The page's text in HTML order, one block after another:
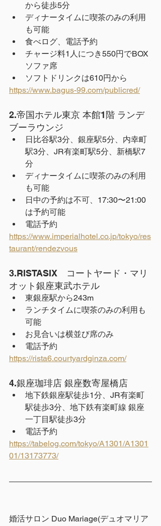
から徒歩5分
ディナータイムに喫茶のみの利用
も可能
食べログ、電話予約
チャージ料1人につき550円でBOX
ソファ席
ソフトドリンクは610円から
https://www.bagus-99.com/publicred/
2.帝国ホテル東京 本館1階 ランデ
ブーラウンジ
日比谷駅3分、銀座駅5分、内幸町
駅3分、JR有楽町駅5分、新橋駅7
分
ディナータイムに喫茶のみの利用
も可能
日中の予約は不可、17:30〜21:00
は予約可能
電話予約
https://www.imperialhotel.co.jp/tokyo/res
taurant/rendezvous
3.RISTASIX　コートヤード・マリ
オット銀座東武ホテル
東銀座駅から243m
ランチタイムに喫茶のみの利用も
可能
お見合いは横並び席のみ
電話予約
https://rista6.courtyardginza.com/
4.銀座珈琲店 銀座数寄屋橋店
地下鉄銀座駅徒歩1分、JR有楽町
駅徒歩3分、地下鉄有楽町線 銀座
一丁目駅徒歩3分
電話予約
https://tabelog.com/tokyo/A1301/A1301
01/13173773/
婚活サロン Duo Mariage(デュオマリア